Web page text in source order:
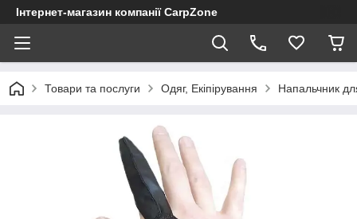
Інтернет-магазин компанії CarpZone
Товари та послуги Одяг, Екіпірування Напальчник